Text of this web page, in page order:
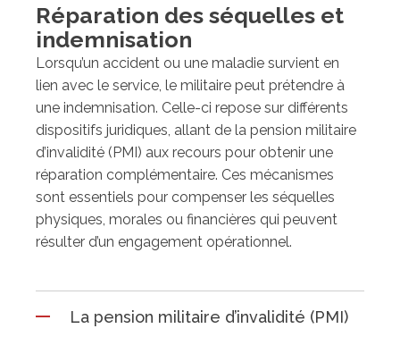
Réparation des séquelles et
indemnisation
Lorsqu’un accident ou une maladie survient en
lien avec le service, le militaire peut prétendre à
une indemnisation. Celle-ci repose sur différents
dispositifs juridiques, allant de la pension militaire
d’invalidité (PMI) aux recours pour obtenir une
réparation complémentaire. Ces mécanismes
sont essentiels pour compenser les séquelles
physiques, morales ou financières qui peuvent
résulter d’un engagement opérationnel.
La pension militaire d’invalidité (PMI)